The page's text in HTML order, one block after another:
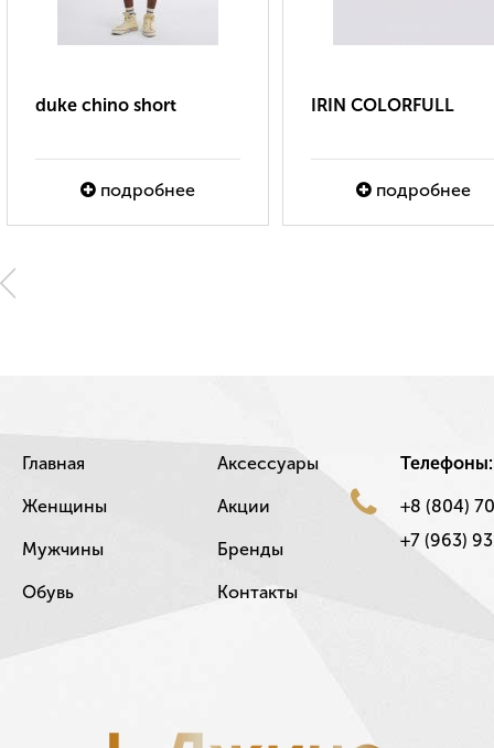
duke chino short
подробнее
IRIN COLORFULL
подробнее
Главная
Женщины
Мужчины
Обувь
Аксессуары
Акции
Бренды
Контакты
Телефоны:
+8 (804)
+7 (963)